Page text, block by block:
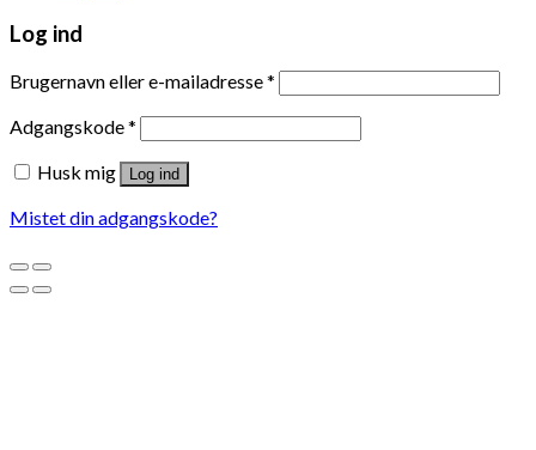
Log ind
Brugernavn eller e-mailadresse*
Adgangskode*
Husk mig
Log ind
Mistet din adgangskode?